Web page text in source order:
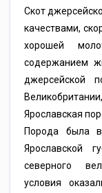
Скот
качествами,
хорошей
содержанием
джерсейской
Ярославская
Порода была
Ярославской
северного
условия